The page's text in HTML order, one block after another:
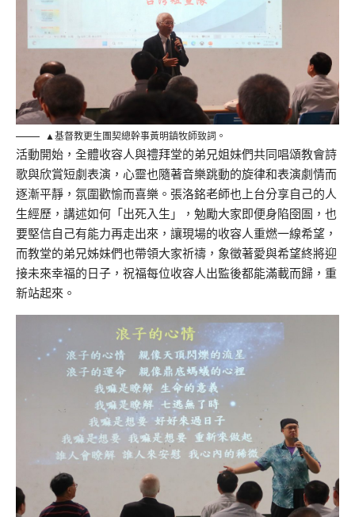
▲基督教更生團契總幹事黃明鎮牧師致詞。
活動開始，全體收容人與禮拜堂的弟兄姐妹們共同唱頌教會詩
歌與欣賞短劇表演，心靈也隨著音樂跳動的旋律和表演劇情而
逐漸平靜，氛圍歡愉而喜樂。張洛銘老師也上台分享自己的人
生經歷，講述如何「出死入生」，勉勵大家即便身陷囹圄，也
要堅信自己有能力再走出來，讓現場的收容人重燃一線希望，
而教堂的弟兄姊妹們也帶領大家祈禱，象徵著愛與希望終將迎
接未來幸福的日子，祝福每位收容人出監後都能滿載而歸，重
新站起來。